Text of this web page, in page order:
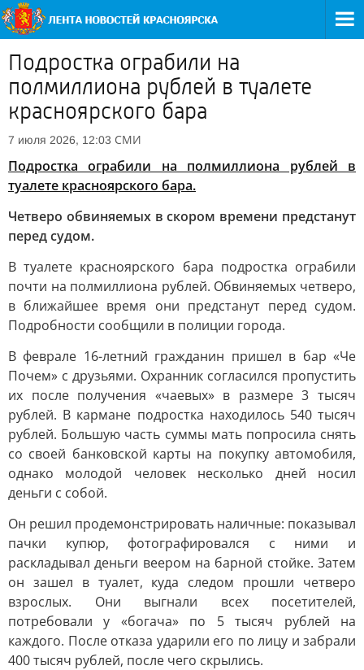
Подростка ограбили на
полмиллиона рублей в туалете
красноярского бара
7 июля 2026, 12:03 СМИ
Подростка ограбили на полмиллиона рублей в
туалете красноярского бара.
Четверо обвиняемых в скором времени предстанут
перед судом.
В туалете красноярского бара подростка ограбили
почти на полмиллиона рублей. Обвиняемых четверо,
в ближайшее время они предстанут перед судом.
Подробности сообщили в полиции города.
В феврале 16-летний гражданин пришел в бар «Че
Почем» с друзьями. Охранник согласился пропустить
их после получения «чаевых» в размере 3 тысяч
рублей. В кармане подростка находилось 540 тысяч
рублей. Большую часть суммы мать попросила снять
со своей банковской карты на покупку автомобиля,
однако молодой человек несколько дней носил
деньги с собой.
Он решил продемонстрировать наличные: показывал
пачки купюр, фотографировался с ними и
раскладывал деньги веером на барной стойке. Затем
он зашел в туалет, куда следом прошли четверо
взрослых. Они выгнали всех посетителей,
потребовали у «богача» по 5 тысяч рублей на
каждого. После отказа ударили его по лицу и забрали
400 тысяч рублей, после чего скрылись.